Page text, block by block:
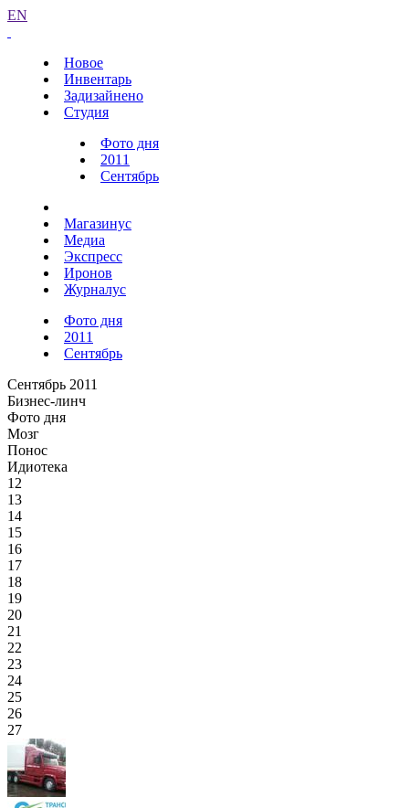
EN
Новое
Инвентарь
Задизайнено
Студия
Фото дня
2011
Сентябрь
Магазинус
Медиа
Экспресс
Иронов
Журналус
Фото дня
2011
Сентябрь
Сентябрь 2011
Бизнес-линч
Фото дня
Мозг
Понос
Идиотека
12
13
14
15
16
17
18
19
20
21
22
23
24
25
26
27